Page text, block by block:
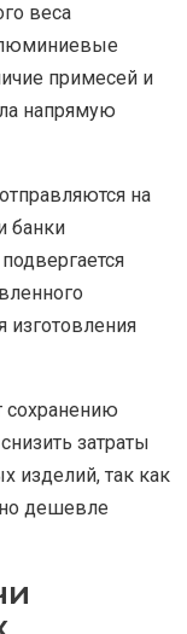
веса
примесей и
напрямую
на
банки
изготовления
сохранению
затраты
изделий, так как
дешевле